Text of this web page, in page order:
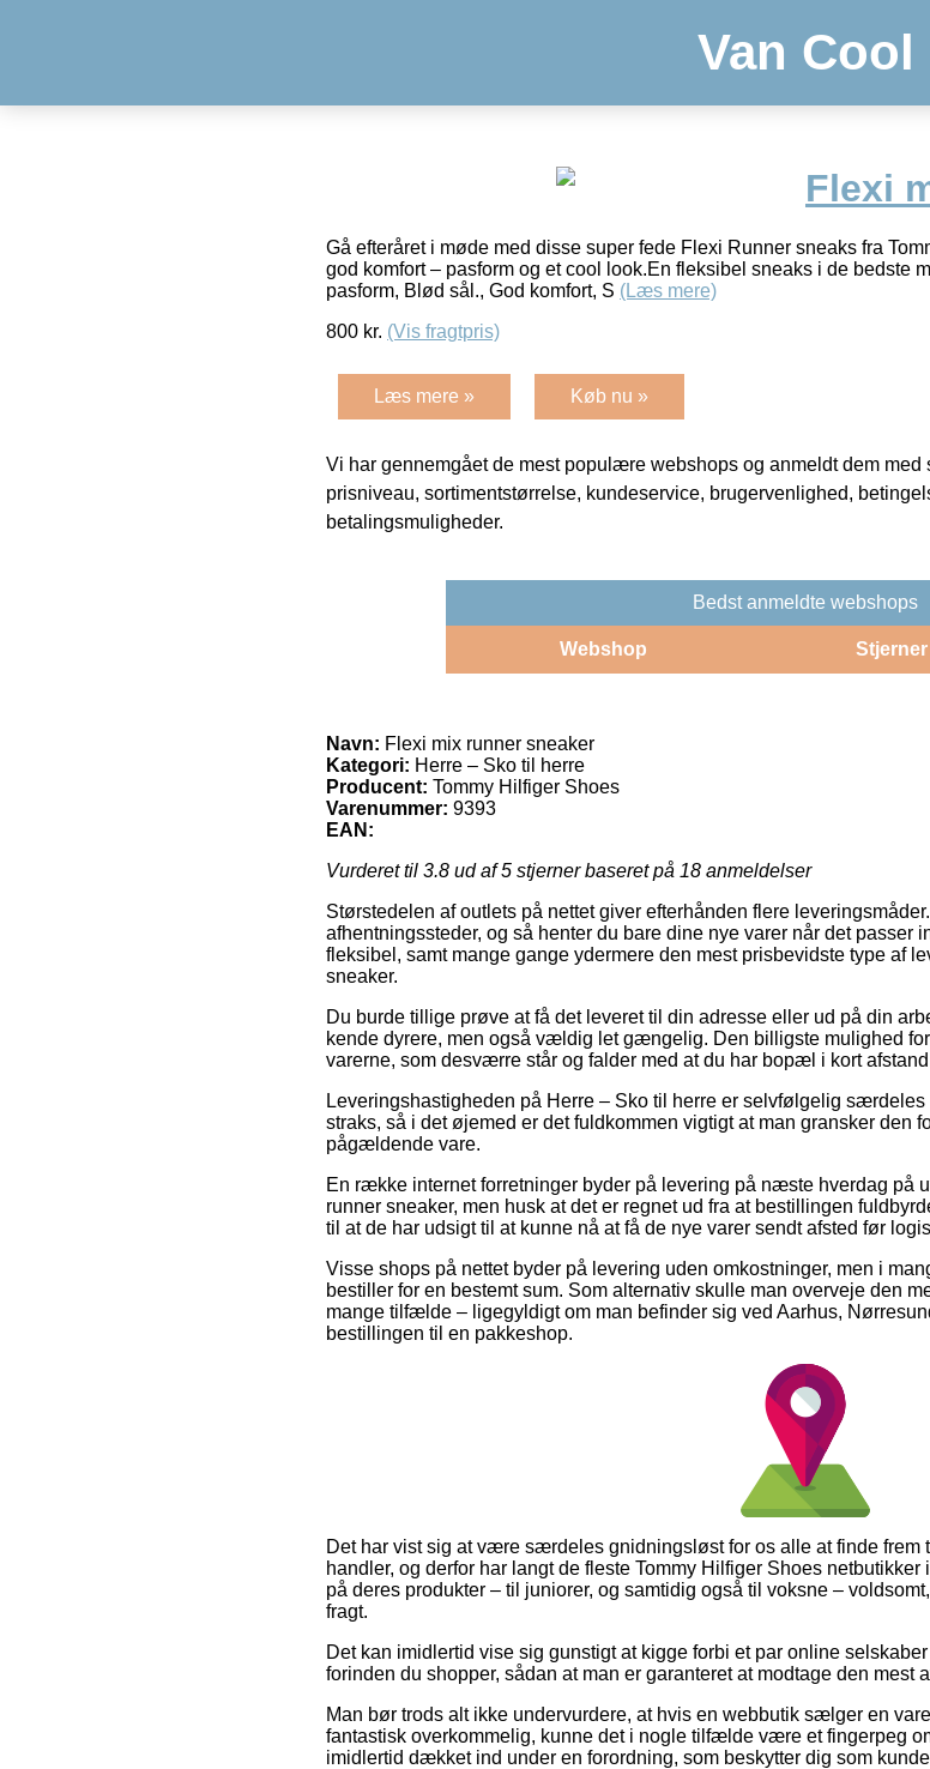
Van Cool
Flexi
Gå efteråret i møde med disse super fede Flexi Runner sneaks fra
god komfort – pasform og et cool look.En fleksibel sneaks i de bedste
pasform, Blød sål., God komfort, S (Læs mere)
800 kr. (Vis fragtpris)
Læs mere » Køb nu »
Vi har gennemgået de mest populære webshops og anmeldt dem med
prisniveau, sortimentstørrelse, kundeservice, brugervenlighed,
betalingsmuligheder.
Bedst anmeldte webshops
Webshop Stjerner
Navn: Flexi mix runner sneaker
Kategori: Herre – Sko til herre
Producent: Tommy Hilfiger Shoes
Varenummer: 9393
EAN:
Vurderet til 3.8 ud af 5 stjerner baseret på 18 anmeldelser
Størstedelen af outlets på nettet giver efterhånden flere
afhentningssteder, og så henter du bare dine nye varer når det passer
fleksibel, samt mange gange ydermere den mest prisbevidste type af
sneaker.
Du burde tillige prøve at få det leveret til din adresse eller ud på din
kende dyrere, men også vældig let gængelig. Den billigste mulighed
varerne, som desværre står og falder med at du har bopæl i kort
Leveringshastigheden på Herre – Sko til herre er selvfølgelig
straks, så i det øjemed er det fuldkommen vigtigt at man gransker den
pågældende vare.
En række internet forretninger byder på levering på næste hverdag på
runner sneaker, men husk at det er regnet ud fra at bestillingen
til at de har udsigt til at kunne nå at få de nye varer sendt afsted før
Visse shops på nettet byder på levering uden omkostninger, men i
bestiller for en bestemt sum. Som alternativ skulle man overveje den
mange tilfælde – ligegyldigt om man befinder sig ved Aarhus,
bestillingen til en pakkeshop.
Det har vist sig at være særdeles gnidningsløst for os alle at finde frem
handler, og derfor har langt de fleste Tommy Hilfiger Shoes
på deres produkter – til juniorer, og samtidig også til voksne –
fragt.
Det kan imidlertid vise sig gunstigt at kigge forbi et par online
forinden du shopper, sådan at man er garanteret at modtage den mest
Man bør trods alt ikke undervurdere, at hvis en webbutik sælger en
fantastisk overkommelig, kunne det i nogle tilfælde være et fingerpeg
imidlertid dækket ind under en forordning, som beskytter dig som